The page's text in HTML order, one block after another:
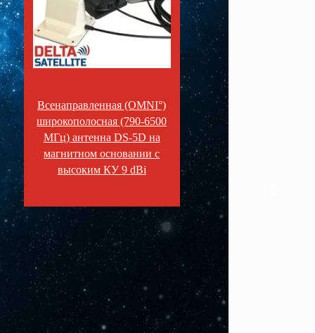
Всенаправленная (OMNI°)
широкополосная (790-6500
МГц) антенна DS-5D на
магнитном основании с
высоким КУ 9 dBi